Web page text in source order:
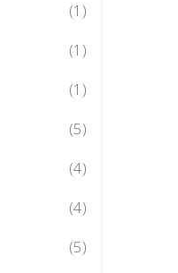
(1)
(1)
(1)
(5)
(4)
(4)
(5)